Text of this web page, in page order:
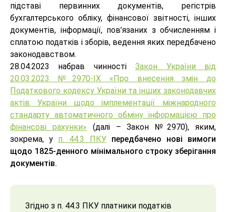
підставі первинних документів, регістрів
бухгалтерського обліку, фінансової звітності, інших
документів, інформації, пов’язаних з обчисленням і
сплатою податків і зборів, ведення яких передбачено
законодавством.
28.04.2023 набрав чинностіЗакон України від
20.03.2023 №2970-IX «Про внесення змін до
Податкового кодексу України та інших законодавчих
актів України щодо імплементації міжнародного
стандарту автоматичного обміну інформацією про
фінансові рахунки» (далі – Закон №2970), яким,
зокрема, у п. 44.3 ПКУ
передбачено нові вимоги
щодо 1825-денного мінімального строку зберігання
документів.
Згідно з п. 44.3 ПКУ платники податків